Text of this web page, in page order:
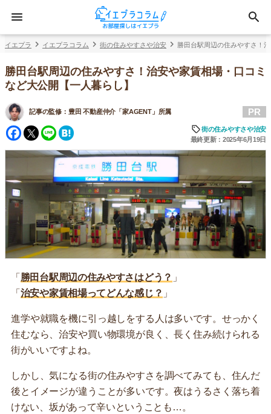
イエプラ イエプラコラム 街の住みやすさや治安 勝田台駅周辺の住みやすさ！
勝田台駅周辺の住みやすさ！治安や家賃相場・口コミ
など大公開【一人暮らし】
記事の監修： 豊田 不動産仲介「家AGENT」所属
Facebook
Twitter
Line
PR
街の住みやすさや治安
最終更新：2025年6月19日
「 勝田台駅周辺の住みやすさはどう？ 」
「 治安や家賃相場ってどんな感じ？ 」
進学や就職を機に引っ越しをする人は多いです。せっかく
住むなら、治安や買い物環境が良く、長く住み続けられる
街がいいですよね。
しかし、気になる街の住みやすさを調べてみても、住んだ
後とイメージが違うことが多いです。夜はうるさく落ち着
けない、坂があって辛いということも…。